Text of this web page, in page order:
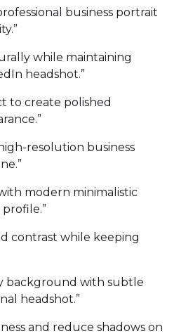
business portrait
while maintaining
headshot.”
to create polished
resolution business
modern minimalistic
contrast while keeping
background with subtle
headshot.”
and reduce shadows on